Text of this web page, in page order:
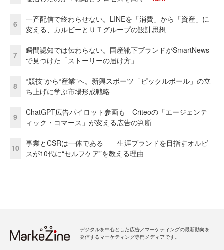
6
一斉配信で終わらせない。LINEを「消費」から「資産」に
変える、カルビーとＵＴグループの設計思想
7
瞬間認知では伝わらない。国産靴下ブランドがSmartNews
で見つけた「ストーリーの届け方」
8
“競技”から“産業”へ。新興スポーツ「ピックルボール」の立
ち上げに学ぶ市場形成戦略
9
ChatGPT広告パイロット参画も Criteoの「エージェンテ
ィック・コマース」が変える広告の判断
10
事業とCSRは一体である――生涯ブランドを目指すオルビ
スが10代に“セルフケア”を教える理由
デジタルを中心とした広告／マーケティングの最新動向を
発信するマーケティング専門メディアです。